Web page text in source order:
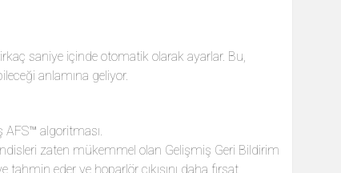
saniye içinde otomatik olarak ayarlar. Bu,
anlamına geliyor.
algoritması.
zaten mükemmel olan Gelişmiş Geri Bildirim
eder ve hoparlör çıkışını daha fırsat